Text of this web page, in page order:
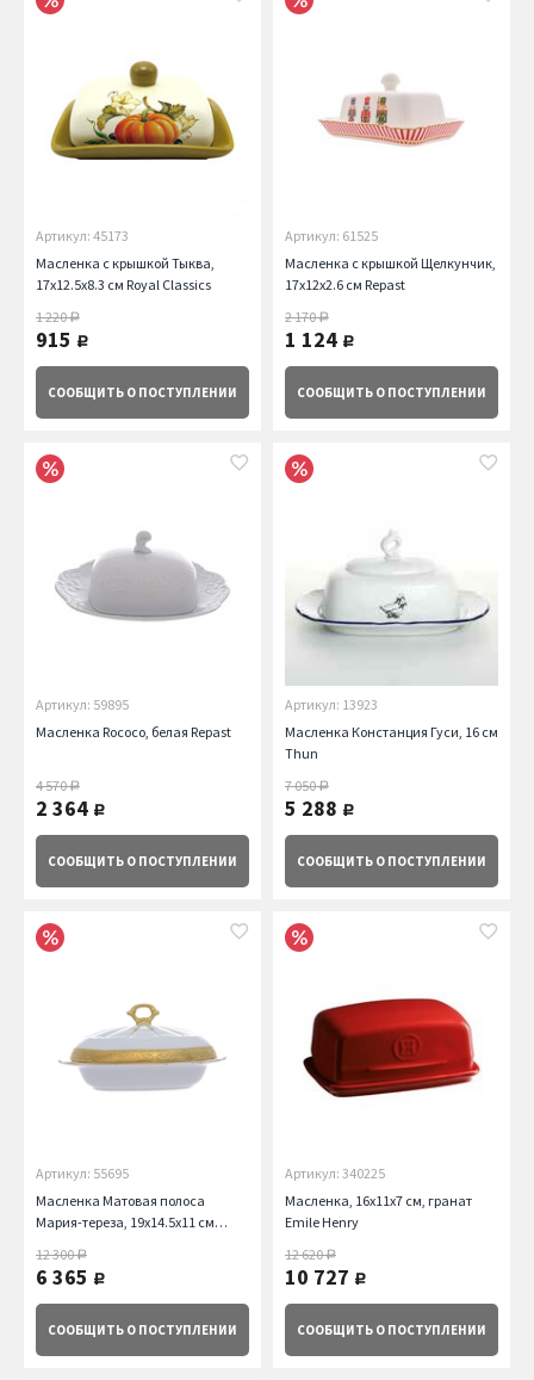
Артикул: 45173
Масленка с крышкой Тыква,
17х12.5х8.3 см Royal Classics
1 220руб.
915 руб.
СООБЩИТЬ О ПОСТУПЛЕНИИ
Артикул: 61525
Масленка с крышкой Щелкунчик,
17х12х2.6 см Repast
2 170руб.
1 124 руб.
СООБЩИТЬ О ПОСТУПЛЕНИИ
Артикул: 59895
Масленка Rococo, белая Repast
4 570руб.
2 364 руб.
СООБЩИТЬ О ПОСТУПЛЕНИИ
Артикул: 13923
Масленка Констанция Гуси, 16 см
Thun
7 050руб.
5 288 руб.
СООБЩИТЬ О ПОСТУПЛЕНИИ
Артикул: 55695
Масленка Матовая полоса
Мария-тереза, 19х14.5х11 см
12 300руб.
6 365 руб.
СООБЩИТЬ О ПОСТУПЛЕНИИ
Артикул: 340225
Масленка, 16х11х7 см, гранат
Emile Henry
12 620руб.
10 727 руб.
СООБЩИТЬ О ПОСТУПЛЕНИИ